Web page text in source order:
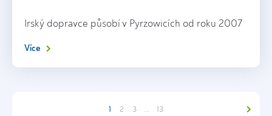
Irský dopravce působí v Pyrzowicích od roku 2007
Více
1 2 3 ... 13